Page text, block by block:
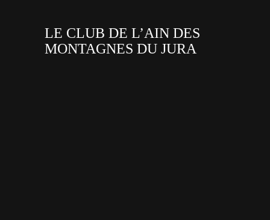
LE CLUB DE L’AIN DES
MONTAGNES DU JURA